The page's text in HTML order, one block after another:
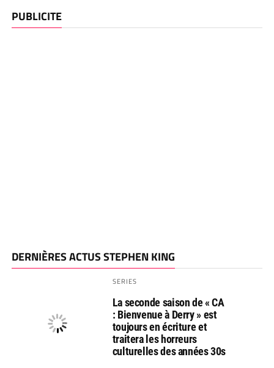
PUBLICITE
DERNIÈRES ACTUS STEPHEN KING
SERIES
La seconde saison de « CA
: Bienvenue à Derry » est
toujours en écriture et
traitera les horreurs
culturelles des années 30s